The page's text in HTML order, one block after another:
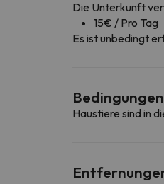
Die Unterkunft
15€ / Pro Tag
Es ist unbedingt
Haustiere sind in